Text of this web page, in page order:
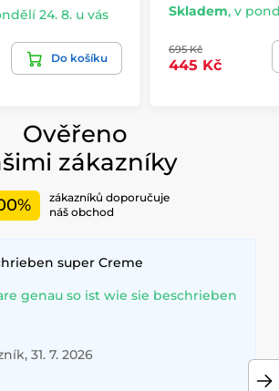
24. 8. u vás
Do košíku
Skladem, v
695 Kč
445 Kč
Ověřeno
zákazníky
zákazníků doporučuje
náš obchod
super Creme
genau so ist wie sie beschrieben
31. 7. 2026